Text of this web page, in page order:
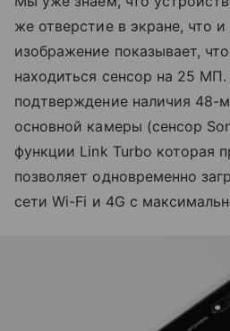
же отверстие в экране, что
изображение показывает,
находиться сенсор на 25
подтверждение наличия 48-
основной камеры (сенсор
функции Link Turbo которая
позволяет одновременно
сети Wi-Fi и 4G с